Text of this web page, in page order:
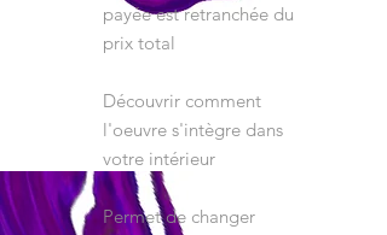
payée est retranchée du
prix total
Découvrir comment
l'oeuvre s'intègre dans
votre intérieur
Permet de changer